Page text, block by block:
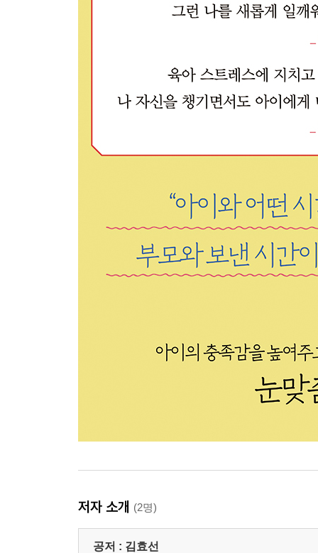
저자 소개 (2명)
공저 : 김효선